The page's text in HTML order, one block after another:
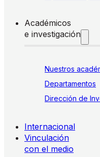
Académicos
e investigación
Nuestros
Departamentos
Dirección de
Internacional
Vinculación
con el medio